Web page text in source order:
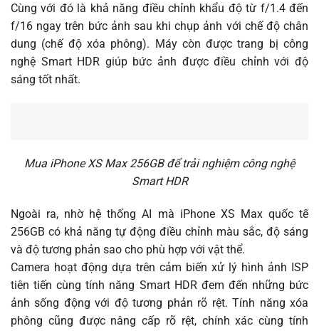
Cùng với đó là khả năng điều chỉnh khẩu độ từ f/1.4 đến
f/16 ngay trên bức ảnh sau khi chụp ảnh với chế độ chân
dung (chế độ xóa phông). Máy còn được trang bị công
nghệ Smart HDR giúp bức ảnh được điều chỉnh với độ
sáng tốt nhất.
Mua iPhone XS Max 256GB để trải nghiệm công nghệ
Smart HDR
Ngoài ra, nhờ hệ thống AI mà iPhone XS Max quốc tế
256GB có khả năng tự động điều chỉnh màu sắc, độ sáng
và độ tương phản sao cho phù hợp với vật thể.
Camera hoạt động dựa trên cảm biến xử lý hình ảnh ISP
tiên tiến cùng tính năng Smart HDR đem đến những bức
ảnh sống động với độ tương phản rõ rệt. Tính năng xóa
phông cũng được nâng cấp rõ rệt, chính xác cùng tính